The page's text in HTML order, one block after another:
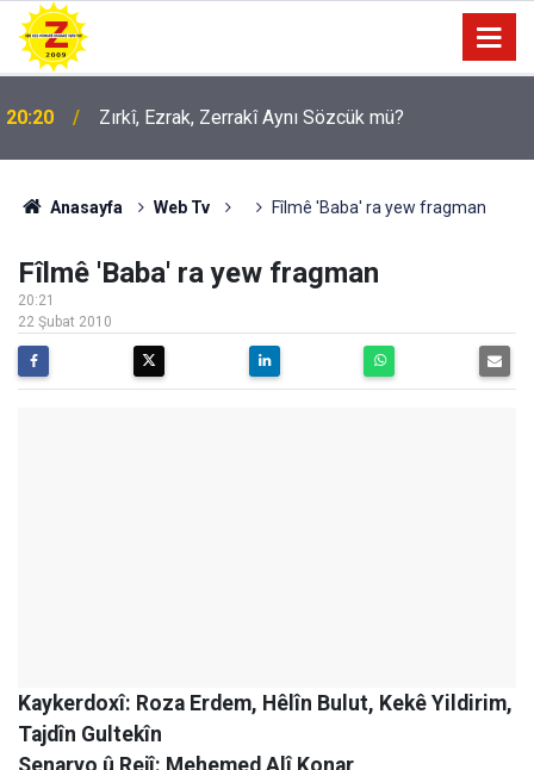
20:20 Zırkî, Ezrak, Zerrakî Aynı Sözcük mü?
Anasayfa Web Tv Fîlmê 'Baba' ra yew fragman
Fîlmê 'Baba' ra yew fragman
20:21
22 Şubat 2010
Kaykerdoxî: Roza Erdem, Hêlîn Bulut, Kekê Yildirim,
Tajdîn Gultekîn